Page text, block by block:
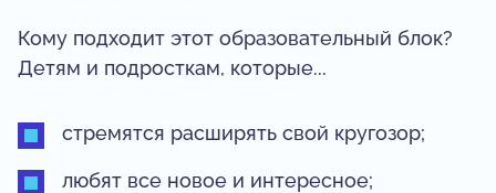
Кому подходит этот образовательный блок?
Детям и подросткам, которые...
стремятся расширять свой кругозор;
любят все новое и интересное;